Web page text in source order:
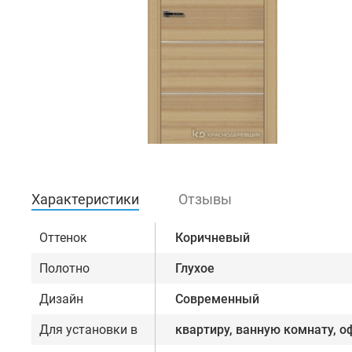
Характеристики Отзывы
Оттенок Коричневый
Полотно Глухое
Дизайн Современный
Для установки в квартиру, ванную комнату,